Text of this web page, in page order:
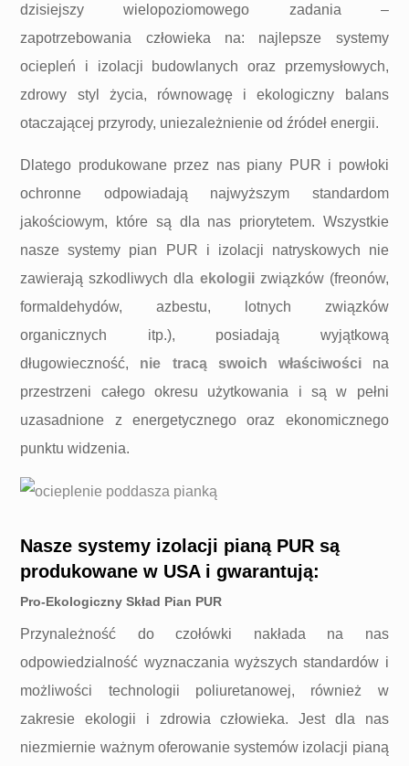
dzisiejszy wielopoziomowego zadania –
zapotrzebowania człowieka na: najlepsze systemy
ociepleń i izolacji budowlanych oraz przemysłowych,
zdrowy styl życia, równowagę i ekologiczny balans
otaczającej przyrody, uniezależnienie od źródeł energii.
Dlatego produkowane przez nas piany PUR i powłoki
ochronne odpowiadają najwyższym standardom
jakościowym, które są dla nas priorytetem. Wszystkie
nasze systemy pian PUR i izolacji natryskowych nie
zawierają szkodliwych dla ekologii związków (freonów,
formaldehydów, azbestu, lotnych związków
organicznych itp.), posiadają wyjątkową
długowieczność, nie tracą swoich właściwościna
przestrzeni całego okresu użytkowania i są w pełni
uzasadnione z energetycznego oraz ekonomicznego
punktu widzenia.
Nasze systemy izolacji pianą PUR są
produkowane w USA i gwarantują:
Pro-Ekologiczny Skład Pian PUR
Przynależność do czołówki nakłada na nas
odpowiedzialność wyznaczania wyższych standardów i
możliwości technologii poliuretanowej, również w
zakresie ekologii i zdrowia człowieka. Jest dla nas
niezmiernie ważnym oferowanie systemów izolacji pianą